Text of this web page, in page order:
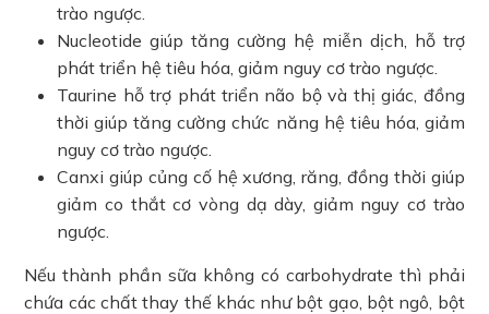
trào ngược.
Nucleotide giúp tăng cường hệ miễn dịch, hỗ trợ
phát triển hệ tiêu hóa, giảm nguy cơ trào ngược.
Taurine hỗ trợ phát triển não bộ và thị giác, đồng
thời giúp tăng cường chức năng hệ tiêu hóa, giảm
nguy cơ trào ngược.
Canxi giúp củng cố hệ xương, răng, đồng thời giúp
giảm co thắt cơ vòng dạ dày, giảm nguy cơ trào
ngược.
Nếu thành phần sữa không có carbohydrate thì phải
chứa các chất thay thế khác như bột gạo, bột ngô, bột